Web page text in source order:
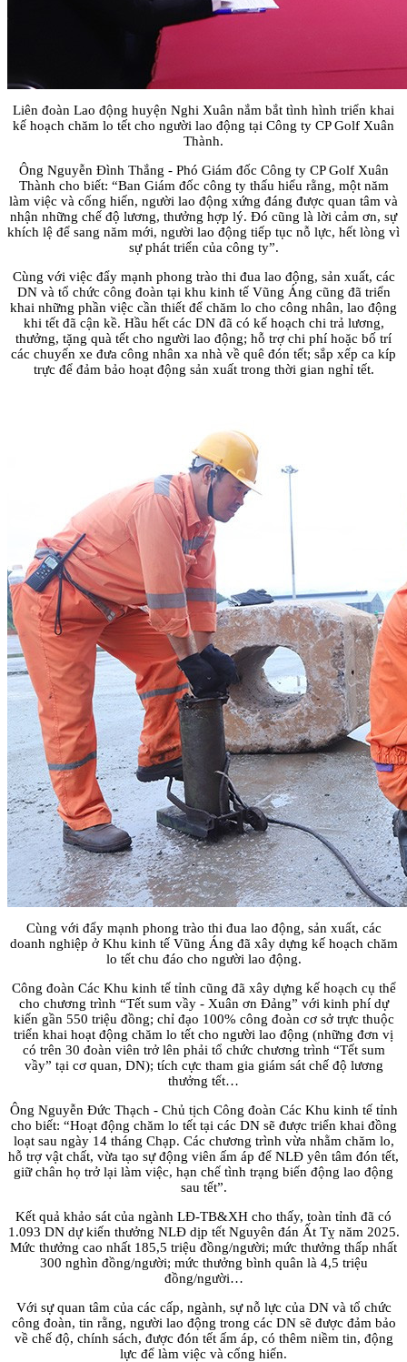
Liên đoàn Lao động huyện Nghi Xuân nắm bắt tình hình triển khai
kế hoạch chăm lo tết cho người lao động tại Công ty CP Golf Xuân
Thành.
Ông Nguyễn Đình Thắng - Phó Giám đốc Công ty CP Golf Xuân
Thành cho biết: “Ban Giám đốc công ty thấu hiểu rằng, một năm
làm việc và cống hiến, người lao động xứng đáng được quan tâm và
nhận những chế độ lương, thưởng hợp lý. Đó cũng là lời cảm ơn, sự
khích lệ để sang năm mới, người lao động tiếp tục nỗ lực, hết lòng vì
sự phát triển của công ty”.
Cùng với việc đẩy mạnh phong trào thi đua lao động, sản xuất, các
DN và tổ chức công đoàn tại khu kinh tế Vũng Áng cũng đã triển
khai những phần việc cần thiết để chăm lo cho công nhân, lao động
khi tết đã cận kề. Hầu hết các DN đã có kế hoạch chi trả lương,
thưởng, tặng quà tết cho người lao động; hỗ trợ chi phí hoặc bố trí
các chuyến xe đưa công nhân xa nhà về quê đón tết; sắp xếp ca kíp
trực để đảm bảo hoạt động sản xuất trong thời gian nghỉ tết.
Cùng với đẩy mạnh phong trào thi đua lao động, sản xuất, các
doanh nghiệp ở Khu kinh tế Vũng Áng đã xây dựng kế hoạch chăm
lo tết chu đáo cho người lao động.
Công đoàn Các Khu kinh tế tỉnh cũng đã xây dựng kế hoạch cụ thể
cho chương trình “Tết sum vầy - Xuân ơn Đảng” với kinh phí dự
kiến gần 550 triệu đồng; chỉ đạo 100% công đoàn cơ sở trực thuộc
triển khai hoạt động chăm lo tết cho người lao động (những đơn vị
có trên 30 đoàn viên trở lên phải tổ chức chương trình “Tết sum
vầy” tại cơ quan, DN); tích cực tham gia giám sát chế độ lương
thưởng tết…
Ông Nguyễn Đức Thạch - Chủ tịch Công đoàn Các Khu kinh tế tỉnh
cho biết: “Hoạt động chăm lo tết tại các DN sẽ được triển khai đồng
loạt sau ngày 14 tháng Chạp. Các chương trình vừa nhằm chăm lo,
hỗ trợ vật chất, vừa tạo sự động viên ấm áp để NLĐ yên tâm đón tết,
giữ chân họ trở lại làm việc, hạn chế tình trạng biến động lao động
sau tết”.
Kết quả khảo sát của ngành LĐ-TB&XH cho thấy, toàn tỉnh đã có
1.093 DN dự kiến thưởng NLĐ dịp tết Nguyên đán Ất Tỵ năm 2025.
Mức thưởng cao nhất 185,5 triệu đồng/người; mức thưởng thấp nhất
300 nghìn đồng/người; mức thưởng bình quân là 4,5 triệu
đồng/người…
Với sự quan tâm của các cấp, ngành, sự nỗ lực của DN và tổ chức
công đoàn, tin rằng, người lao động trong các DN sẽ được đảm bảo
về chế độ, chính sách, được đón tết ấm áp, có thêm niềm tin, động
lực để làm việc và cống hiến.